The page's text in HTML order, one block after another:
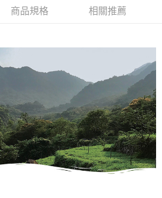
狀況，表示未達大哥付你分期系統評分，恕無
選擇「超商條碼／台灣大直營門市／銀行轉
」等通路繳費。
有限公司」（以下簡稱本公司）所提供，讓
購買商品或服務，並由商店將買賣／分期付款
依約使用本公司帳單繳交帳款。
分期」之契約關係目的，商店將以您的個人
提供予台灣大哥大進項蒐集、處理及利用，
單所需資料之確認、核對及更正。
下連結：
https://oppay.tw/userRule
需綁卡、不需儲值。
訊認證，即可結帳。
程】
享後付」後，將跳轉至「AFTEE先享後付」
金額後，即可完成結帳。
繳費通知簡訊。
，點擊此簡訊中的連結，可透過四大超商／
行付款，方視為交易完成。
不需立刻繳費，但若您需要取消訂單，請聯絡
意取消之訂單仍視為有效，需透過AFTEE先享
先享後付 」之結帳頁面顯示為準，若有關於
退款等相關疑問，請聯繫「AFTEE先享後付
support/home
含以上)免運費
消訂單❌
貨
含以上)免運費
含以上)免運費
商品規格 相關推薦